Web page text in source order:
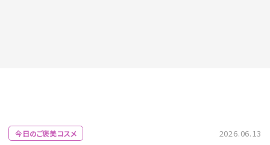
JEWELRY & WATCH
今日のご褒美コスメ 2026.06.13